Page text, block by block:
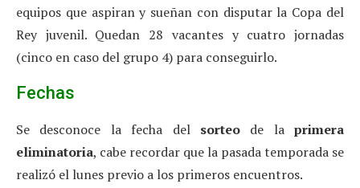
equipos que aspiran y sueñan con disputar la Copa del
Rey juvenil. Quedan 28 vacantes y cuatro jornadas
(cinco en caso del grupo 4) para conseguirlo.
Fechas
Se desconoce la fecha del sorteode la primera
eliminatoria, cabe recordar que la pasada temporada se
realizó el lunes previo a los primeros encuentros.